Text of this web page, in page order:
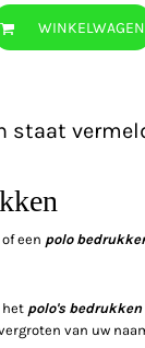
WINKELWAGEN
staat
of een polo
polo's
van uw